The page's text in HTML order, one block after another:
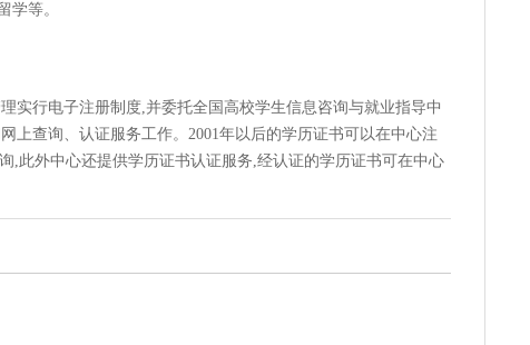
学等。
实行电子注册制度,并委托全国高校学生信息咨询与就业指导中
上查询、认证服务工作。2001年以后的学历证书可以在中心注
,此外中心还提供学历证书认证服务,经认证的学历证书可在中心